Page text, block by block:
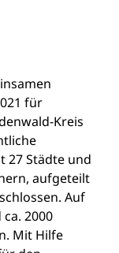
für
Kreis
27 Städte und
aufgeteilt
Auf
2000
Mit Hilfe